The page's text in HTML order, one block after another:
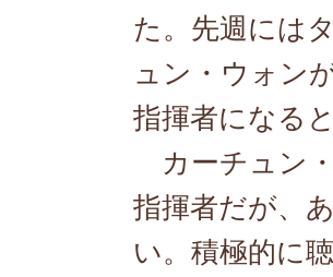
た。先週には
ュン・ウォン
指揮者になる
カーチュン
指揮者だが、
い。積極的に